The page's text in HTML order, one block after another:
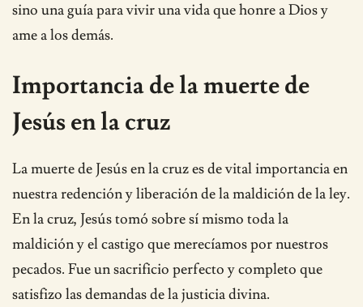
sino una guía para vivir una vida que honre a Dios y
ame a los demás.
Importancia de la muerte de
Jesús en la cruz
La muerte de Jesús en la cruz es de vital importancia en
nuestra redención y liberación de la maldición de la ley.
En la cruz, Jesús tomó sobre sí mismo toda la
maldición y el castigo que merecíamos por nuestros
pecados. Fue un sacrificio perfecto y completo que
satisfizo las demandas de la justicia divina.